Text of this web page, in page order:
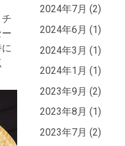
2024年7月 (2)
2024年6月 (1)
2024年3月 (1)
2024年1月 (1)
2023年9月 (2)
2023年8月 (1)
2023年7月 (2)